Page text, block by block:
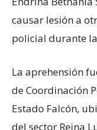
causar lesión a
policial durante
La aprehensión
de Coordinación
Estado Falcón,
del sector Reina